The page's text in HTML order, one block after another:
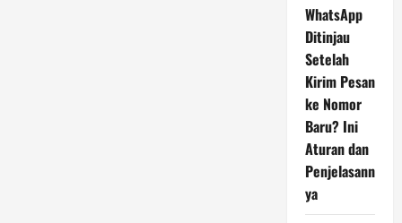
WhatsApp
Ditinjau
Setelah
Kirim Pesan
ke Nomor
Baru? Ini
Aturan dan
Penjelasann
ya